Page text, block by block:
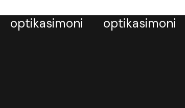
optikasimoni optikasimoni